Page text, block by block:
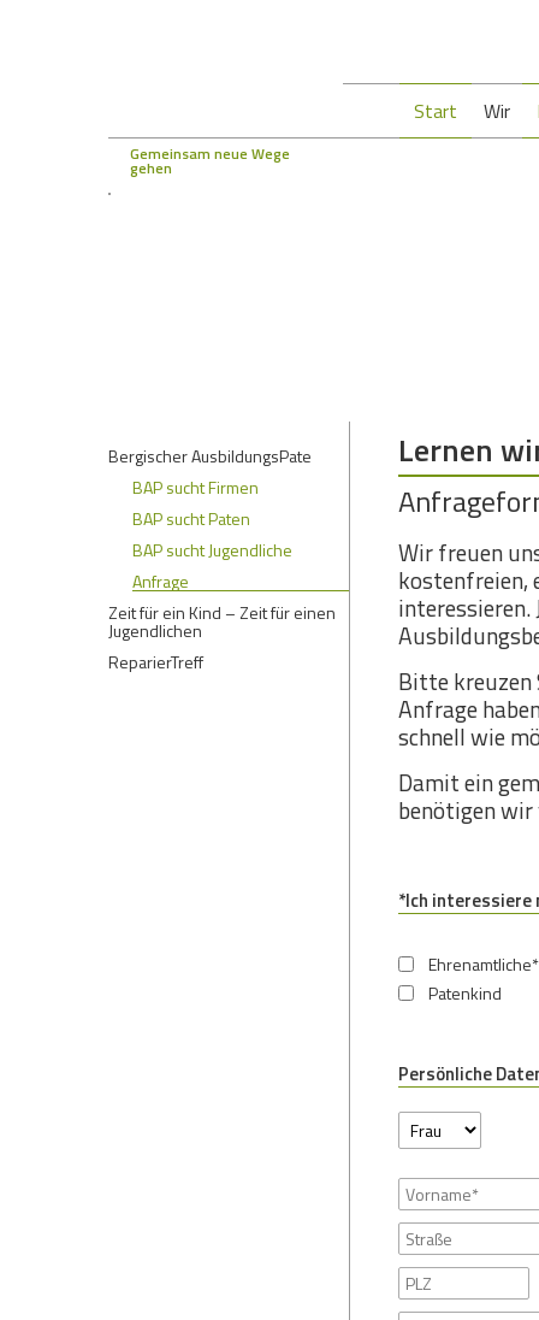
Start Wir
Gemeinsam neue Wege
gehen
Bergischer AusbildungsPate
BAP sucht Firmen
BAP sucht Paten
BAP sucht Jugendliche
Anfrage
Zeit für ein Kind – Zeit für einen
Jugendlichen
ReparierTreff
Lernen
Wir freuen
kostenfreien,
interessieren.
Bitte kreuzen
Anfrage
schnell wie
Damit ein
benötigen wir
Ich interessiere
*
Patenkind
Persönliche